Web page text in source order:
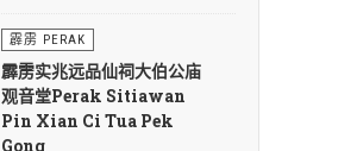
霹雳 PERAK
霹雳实兆远品仙祠大伯公庙
观音堂Perak Sitiawan
Pin Xian Ci Tua Pek
Gong